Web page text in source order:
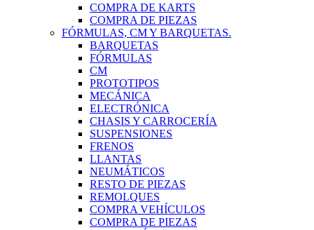
COMPRA DE KARTS
COMPRA DE PIEZAS
FÓRMULAS, CM Y BARQUETAS.
BARQUETAS
FÓRMULAS
CM
PROTOTIPOS
MECÁNICA
ELECTRÓNICA
CHASIS Y CARROCERÍA
SUSPENSIONES
FRENOS
LLANTAS
NEUMÁTICOS
RESTO DE PIEZAS
REMOLQUES
COMPRA VEHÍCULOS
COMPRA DE PIEZAS